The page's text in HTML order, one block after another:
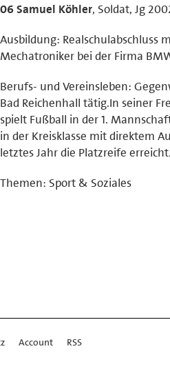
06 Samuel Köhler, Soldat, Jg
Ausbildung: Realschulabschluss
Mechatroniker bei der Firma
Berufs- und Vereinsleben:
Bad Reichenhall tätig.In seiner
spielt Fußball in der 1.
in der Kreisklasse mit direktem
letztes Jahr die Platzreife erreicht.
Themen: Sport & Soziales
Account RSS